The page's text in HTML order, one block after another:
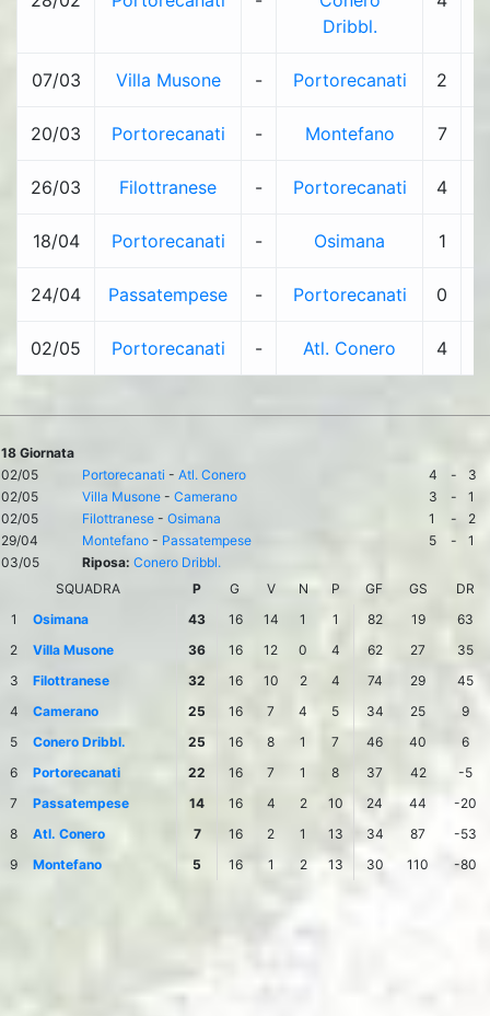
Dribbl.
07/03 Villa Musone - Portorecanati 2
20/03 Portorecanati - Montefano 7
26/03 Filottranese - Portorecanati 4
18/04 Portorecanati - Osimana 1
24/04 Passatempese - Portorecanati 0
02/05 Portorecanati - Atl. Conero 4
18 Giornata
02/05
Portorecanati - Atl. Conero 4 -
3
02/05
Villa Musone - Camerano 3 -
1
02/05
Filottranese - Osimana 1 -
2
29/04
Montefano - Passatempese 5 -
1
03/05
Riposa: Conero Dribbl.
SQUADRA
P G V N P GF GS
DR
1
Osimana 43 16 14 1 1 82 19
63
2
Villa Musone 36 16 12 0 4 62 27
35
3
Filottranese 32 16 10 2 4 74 29
45
4
Camerano 25 16 7 4 5 34 25
9
5
Conero Dribbl. 25 16 8 1 7 46 40
6
6
Portorecanati 22 16 7 1 8 37 42
-5
7
Passatempese 14 16 4 2 10 24 44
-20
8
Atl. Conero 7 16 2 1 13 34 87
-53
9
Montefano 5 16 1 2 13 30 110 -80